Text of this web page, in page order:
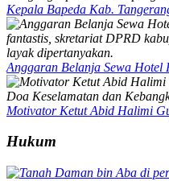
Kepala Bapeda Kab.
Anggaran Belanja Sewa Hotel
Motivator Ketut Abid Halimi
Hukum